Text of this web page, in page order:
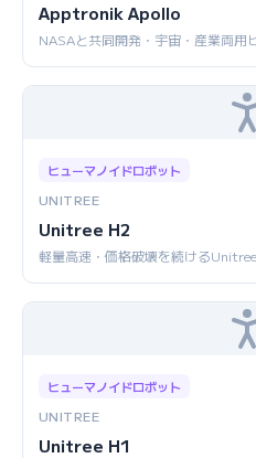
Apptronik Apollo
NASAと共同開発・宇宙・産業両用
ヒューマノイドロボット
UNITREE
Unitree H2
軽量高速・価格破壊を続ける
ヒューマノイドロボット
UNITREE
Unitree H1